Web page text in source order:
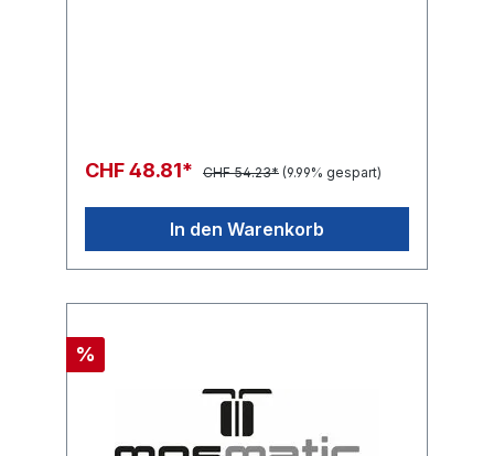
CHF 48.81* CHF 54.23* (9.99% gespart)
In den Warenkorb
%